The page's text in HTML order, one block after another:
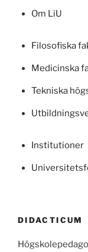
Om LiU
Filosofiska
Medicinska
Tekniska
Institutioner
DIDACTICUM